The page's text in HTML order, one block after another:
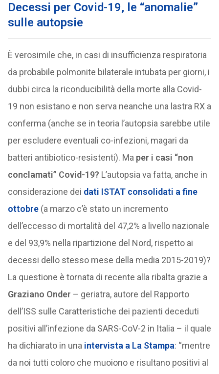
Decessi per Covid-19, le “anomalie”
sulle autopsie
È verosimile che, in casi di insufficienza respiratoria
da probabile polmonite bilaterale intubata per giorni, i
dubbi circa la riconducibilità della morte alla Covid-
19 non esistano e non serva neanche una lastra RX a
conferma (anche se in teoria l’autopsia sarebbe utile
per escludere eventuali co-infezioni, magari da
batteri antibiotico-resistenti). Ma per i casi “non
conclamati” Covid-19? L’autopsia va fatta, anche in
considerazione dei dati ISTAT consolidati a fine
ottobre(a marzo c’è stato un incremento
dell’eccesso di mortalità del 47,2% a livello nazionale
e del 93,9% nella ripartizione del Nord, rispetto ai
decessi dello stesso mese della media 2015-2019)?
La questione è tornata di recente alla ribalta grazie a
Graziano Onder – geriatra, autore del Rapporto
dell’ISS sulle Caratteristiche dei pazienti deceduti
positivi all’infezione da SARS-CoV-2 in Italia – il quale
ha dichiarato in una intervista a La Stampa: “mentre
da noi tutti coloro che muoiono e risultano positivi al